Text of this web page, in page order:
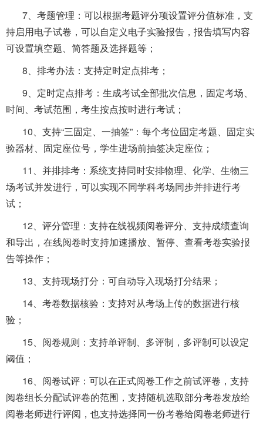
7、考题管理：可以根据考题评分项设置评分值标准，支
持启用电子试卷，可以自定义电子实验报告，报告填写内容
可设置填空题、简答题及选择题等；
8、排考办法：支持定时定点排考；
9、定时定点排考：生成考试全部批次信息，固定考场、
时间、考试范围，考生按点按时进行考试；
10、支持“三固定、一抽签”：每个考位固定考题、固定实
验器材、固定座位号，学生进场前抽签决定座位；
11、并排排考：系统支持同时安排物理、化学、生物三
场考试并发进行，可以实现不同学科考场同步并排进行考
试；
12、评分管理：支持在线视频阅卷评分、支持成绩查询
和导出，在线阅卷时支持加速播放、暂停、查看考卷实验报
告等操作；
13、支持现场打分：可自动导入现场打分结果；
14、考卷数据核验：支持对从考场上传的数据进行核
验；
15、阅卷规则：支持单评制、多评制，多评制可以设定
阈值；
16、阅卷试评：可以在正式阅卷工作之前试评卷，支持
阅卷组长分配试评卷的范围，支持随机选取部分考卷发放给
阅卷老师进行评阅，也支持选择同一份考卷给阅卷老师进行